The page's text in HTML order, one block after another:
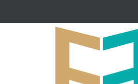
لمجمع تعليمي بالطائف تستهدف الأيتام وأبناء
بخصوصية الجسد وقاية لا فضول؟